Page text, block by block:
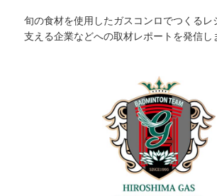
旬の食材を使用したガスコンロでつくるレ
支える企業などへの取材レポートを発信し